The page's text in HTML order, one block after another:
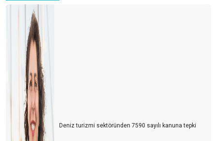
2026 için temkinli olmalı ve sağlıklı hedefler koymalıyız
HANGİ LİSTE DAHA ÖNEMLİ ?
TURİZMDE HAYALLER PARİS
TURİZMCİ TEDİRGİN
2025: KİTLE TURİZMİNİN EN PAHALI YILI
Bir Müze Hikâyesi
MÜZE MESELESİ
TURİZMDE ARTILARIMIZ, EKSİLERİMİZ
Deniz turizmi sektöründen 7590 sayılı kanuna tepki